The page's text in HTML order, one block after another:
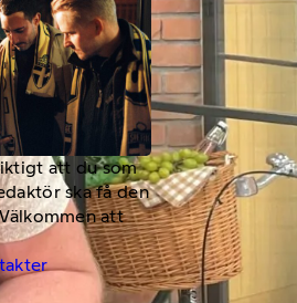
att du som
ska få den
att